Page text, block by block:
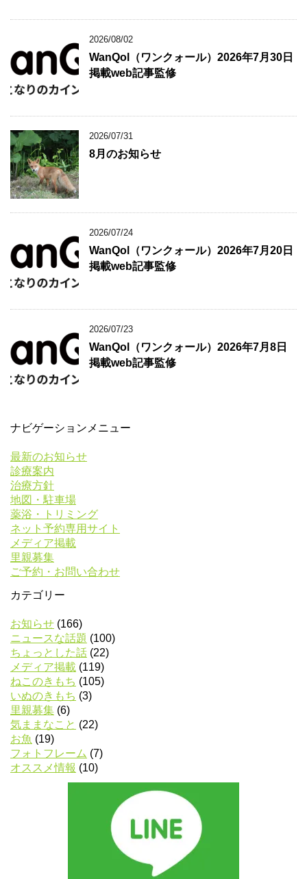
2026/08/02
WanQol（ワンクォール）2026年7月30日
掲載web記事監修
2026/07/31
8月のお知らせ
2026/07/24
WanQol（ワンクォール）2026年7月20日
掲載web記事監修
2026/07/23
WanQol（ワンクォール）2026年7月8日
掲載web記事監修
ナビゲーションメニュー
最新のお知らせ
診療案内
治療方針
地図・駐車場
薬浴・トリミング
ネット予約専用サイト
メディア掲載
里親募集
ご予約・お問い合わせ
カテゴリー
お知らせ (166)
ニュースな話題 (100)
ちょっとした話 (22)
メディア掲載 (119)
ねこのきもち (105)
いぬのきもち (3)
里親募集 (6)
気ままなこと (22)
お魚 (19)
フォトフレーム (7)
オススメ情報 (10)